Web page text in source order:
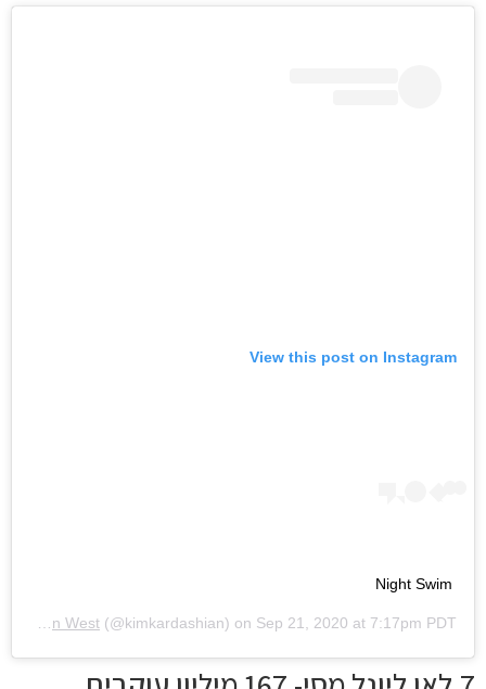
View this post on Instagram
Night Swim
Kim Kardashian West (@kimkardashian) on Sep 21, 2020 at 7:17pm PDT